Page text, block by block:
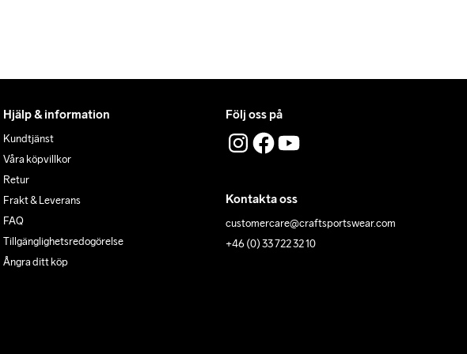
Hjälp & information
Kundtjänst
Våra köpvillkor
Retur
Frakt & Leverans
FAQ
Tillgänglighets­redogörelse
Ångra ditt köp
Följ oss på
Kontakta oss
customercare@craftsportswear.com
+46 (0) 33 722 32 10